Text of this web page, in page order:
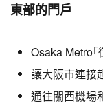
東部的門戶
Osaka Metro「
讓大阪市連接
通往關西機場